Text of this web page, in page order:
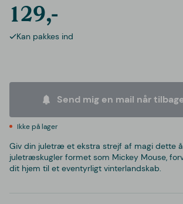
129,-
Kan pakkes ind
Send mig en mail når
Ikke på lager
Giv din juletræ et ekstra strejf af magi dette
juletræskugler formet som Mickey Mouse,
dit hjem til et eventyrligt vinterlandskab.